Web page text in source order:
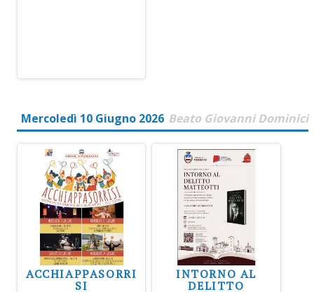
Mercoledì 10 Giugno 2026 Beato Giovanni Dominici
ACCHIAPPASORRI
SI
INTORNO AL
DELITTO